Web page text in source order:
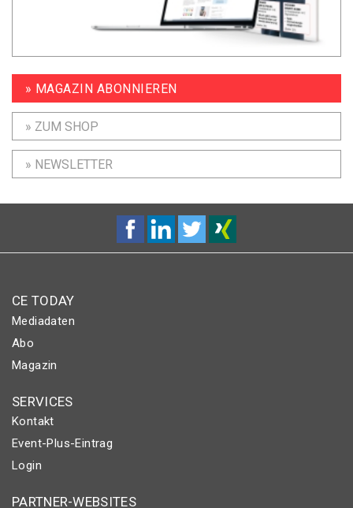
» MAGAZIN ABONNIEREN
» ZUM SHOP
» NEWSLETTER
CE TODAY
Mediadaten
Abo
Magazin
SERVICES
Kontakt
Event-Plus-Eintrag
Login
PARTNER-WEBSITES